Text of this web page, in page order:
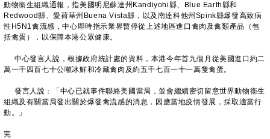
動物衞生組織通報，指美國明尼蘇達州Kandiyohi縣、Blue Earth縣和
Redwood縣、愛荷華州Buena Vista縣，以及南達科他州Spink縣爆發高致病
性H5N1禽流感，中心即時指示業界暫停從上述地區進口禽肉及禽類產品（包
括禽蛋），以保障本港公眾健康。
中心發言人說，根據政府統計處的資料，本港今年首九個月從美國進口約二
萬一千四百七十公噸冰鮮和冷藏禽肉及約五千七百一十一萬隻禽蛋。
發言人說：「中心已就事件聯絡美國當局，並會繼續密切留意世界動物衞生
組織及有關當局發出關於爆發禽流感的消息，因應當地疫情發展，採取適當行
動。」
完